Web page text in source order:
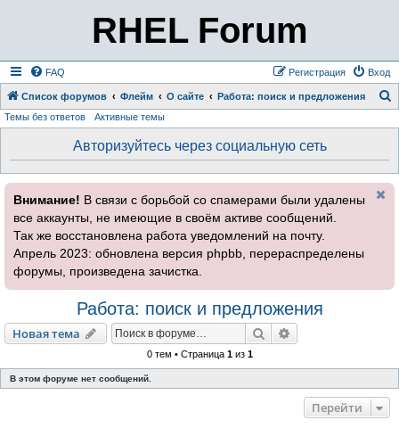
RHEL Forum
FAQ Вход
Регистрация
Список форумов Флейм О сайте Работа: поиск и предложения
Темы без ответов Активные темы
Авторизуйтесь через социальную сеть
Внимание! В связи с борьбой со спамерами были удалены
все аккаунты, не имеющие в своём активе сообщений.
Так же восстановлена работа уведомлений на почту.
Апрель 2023: обновлена версия phpbb, перераспределены
форумы, произведена зачистка.
Работа: поиск и предложения
Новая тема Поиск
0 тем • Страница 1из 1
В этом форуме нет сообщений.
Перейти